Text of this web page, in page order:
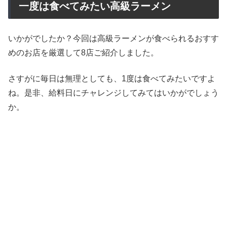
一度は食べてみたい高級ラーメン
いかがでしたか？今回は高級ラーメンが食べられるおすす
めのお店を厳選して8店ご紹介しました。
さすがに毎日は無理としても、1度は食べてみたいですよ
ね。是非、給料日にチャレンジしてみてはいかがでしょう
か。